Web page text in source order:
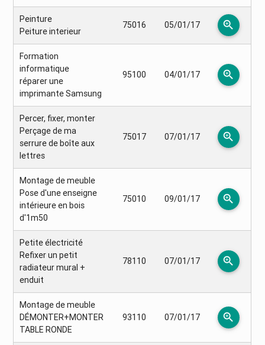
Peinture
Peiture interieur
75016 05/01/17 zoom_in
Formation
informatique
réparer une
imprimante Samsung
95100 04/01/17 zoom_in
Percer, fixer, monter
Perçage de ma
serrure de boîte aux
lettres
75017 07/01/17 zoom_in
Montage de meuble
Pose d'une enseigne
intérieure en bois
d'1m50
75010 09/01/17 zoom_in
Petite électricité
Refixer un petit
radiateur mural +
enduit
78110 07/01/17 zoom_in
Montage de meuble
DÉMONTER+MONTER
TABLE RONDE
93110 07/01/17 zoom_in